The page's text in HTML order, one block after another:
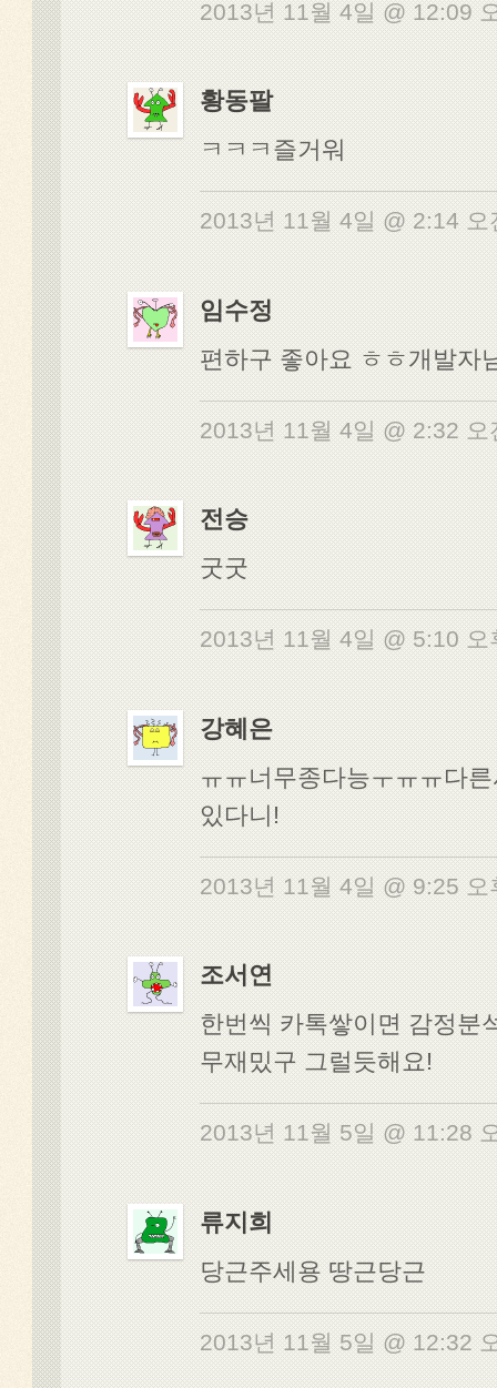
2013년 11월 4일 @ 12:09
황동팔
ㅋㅋㅋ즐거워
2013년 11월 4일 @ 2:14
임수정
편하구 좋아요 ㅎㅎ개발자
2013년 11월 4일 @ 2:32
전승
굿굿
2013년 11월 4일 @ 5:10
강혜은
ㅠㅠ너무종다능ㅜㅠㅠ다
있다니!
2013년 11월 4일 @ 9:25
조서연
한번씩 카톡쌓이면 감정분
무재밌구 그럴듯해요!
2013년 11월 5일 @ 11:28
류지희
당근주세용 땅근당근
2013년 11월 5일 @ 12:32